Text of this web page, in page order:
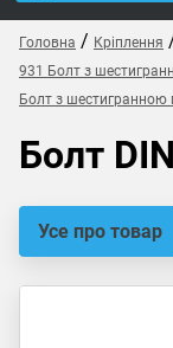
Головна / Кріплення
931 Болт з
Болт з шестигранною
Болт
Усе про товар